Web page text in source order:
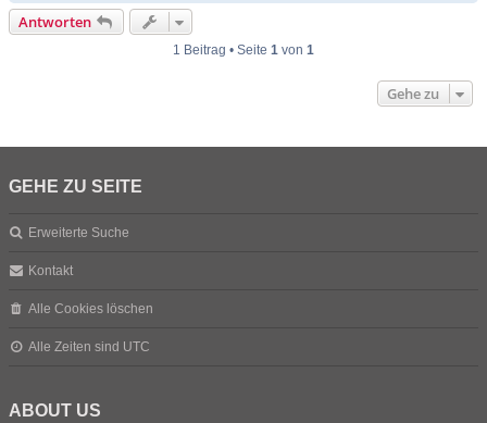
e
Antworten
1 Beitrag • Seite 1 von 1
Gehe zu
GEHE ZU SEITE
Erweiterte Suche
Kontakt
Alle Cookies löschen
Alle Zeiten sind UTC
ABOUT US